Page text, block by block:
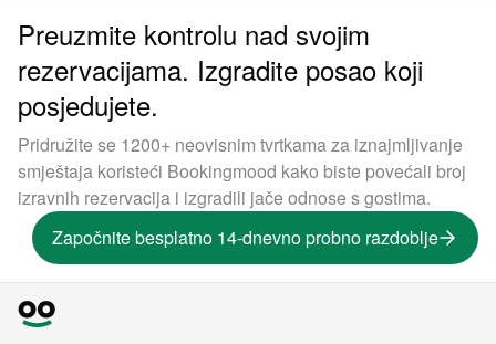
Preuzmite kontrolu nad svojim
rezervacijama. Izgradite posao koji
posjedujete.
Pridružite se 1200+ neovisnim tvrtkama za iznajmljivanje
smještaja koristeći Bookingmood kako biste povećali broj
izravnih rezervacija i izgradili jače odnose s gostima.
Započnite besplatno 14-dnevno probno razdoblje